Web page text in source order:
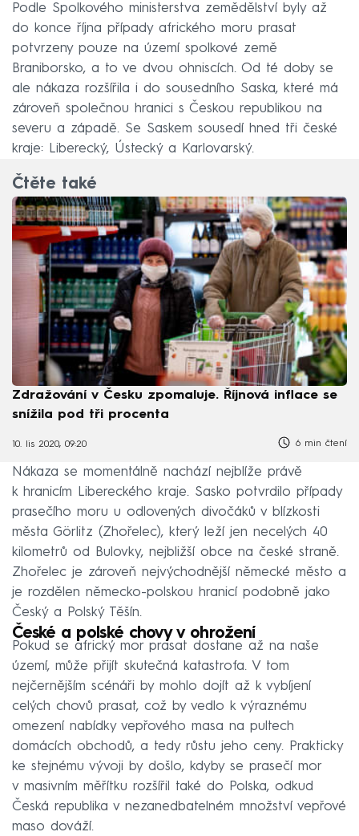
Podle Spolkového ministerstva zemědělství byly až
do konce října případy afrického moru prasat
potvrzeny pouze na území spolkové země
Braniborsko, a to ve dvou ohniscích. Od té doby se
ale nákaza rozšířila i do sousedního Saska, které má
zároveň společnou hranici s Českou republikou na
severu a západě. Se Saskem sousedí hned tři české
kraje: Liberecký, Ústecký a Karlovarský.
Čtěte také
Zdražování v Česku zpomaluje. Říjnová inflace se
snížila pod tři procenta
10. lis 2020, 09:20 6 min čtení
Nákaza se momentálně nachází nejblíže právě
k hranicím Libereckého kraje. Sasko potvrdilo případy
prasečího moru u odlovených divočáků v blízkosti
města Görlitz (Zhořelec), který leží jen necelých 40
kilometrů od Bulovky, nejbližší obce na české straně.
Zhořelec je zároveň nejvýchodnější německé město a
je rozdělen německo-polskou hranicí podobně jako
Český a Polský Těšín.
České a polské chovy v ohrožení
Pokud se africký mor prasat dostane až na naše
území, může přijít skutečná katastrofa. V tom
nejčernějším scénáři by mohlo dojít až k vybíjení
celých chovů prasat, což by vedlo k výraznému
omezení nabídky vepřového masa na pultech
domácích obchodů, a tedy růstu jeho ceny. Prakticky
ke stejnému vývoji by došlo, kdyby se prasečí mor
v masivním měřítku rozšířil také do Polska, odkud
Česká republika v nezanedbatelném množství vepřové
maso dováží.